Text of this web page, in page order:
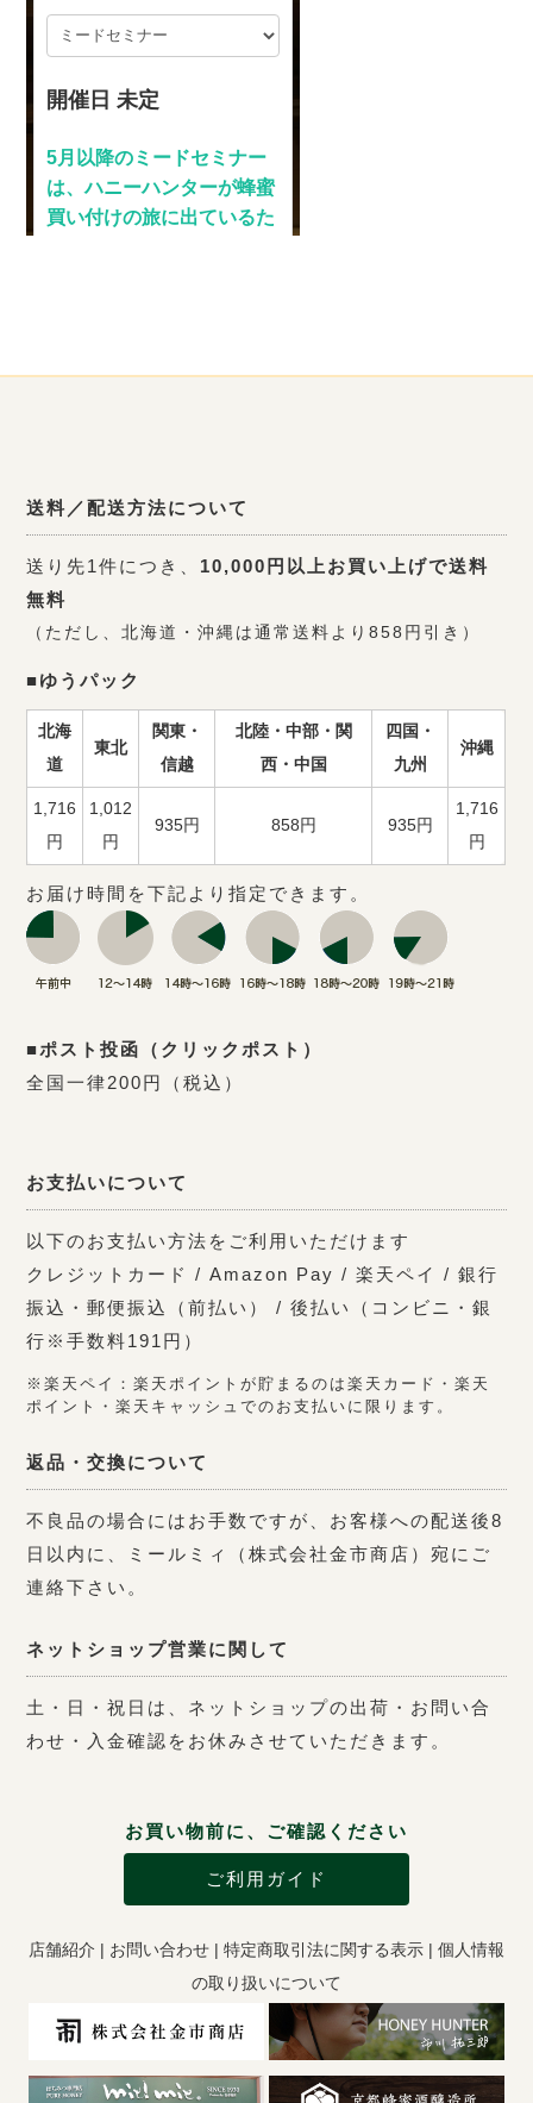
送料／配送方法について
送り先1件につき、 10,000円以上お買い上げで送料
無料
（ただし、北海道・沖縄は通常送料より858円引き）
■ゆうパック
北海
道
東北
関東・
信越
北陸・中部・関
西・中国
四国・
九州
沖縄
1,716
円
1,012
円
935円 858円 935円
1,716
円
お届け時間を下記より指定できます。
■ポスト投函（クリックポスト）
全国一律200円（税込）
お支払いについて
以下のお支払い方法をご利用いただけます
クレジットカード / Amazon Pay / 楽天ペイ / 銀行
振込・郵便振込（前払い） / 後払い（コンビニ・銀
行※手数料191円）
※楽天ペイ：楽天ポイントが貯まるのは楽天カード・楽天
ポイント・楽天キャッシュでのお支払いに限ります。
返品・交換について
不良品の場合にはお手数ですが、お客様への配送後8
日以内に、ミールミィ（株式会社金市商店）宛にご
連絡下さい。
ネットショップ営業に関して
土・日・祝日は、ネットショップの出荷・お問い合
わせ・入金確認をお休みさせていただきます。
お買い物前に、ご確認ください
ご利用ガイド
店舗紹介 お問い合わせ 特定商取引法に関する表示
個人情報
の取り扱いについて